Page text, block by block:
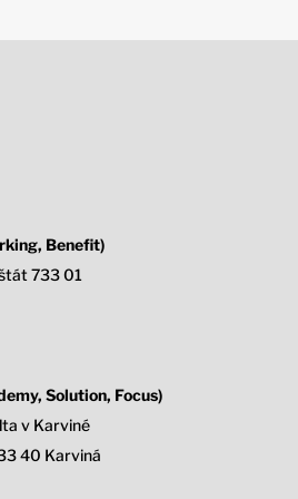
Benefit)
733 01
Solution, Focus)
v Karviné
40 Karviná